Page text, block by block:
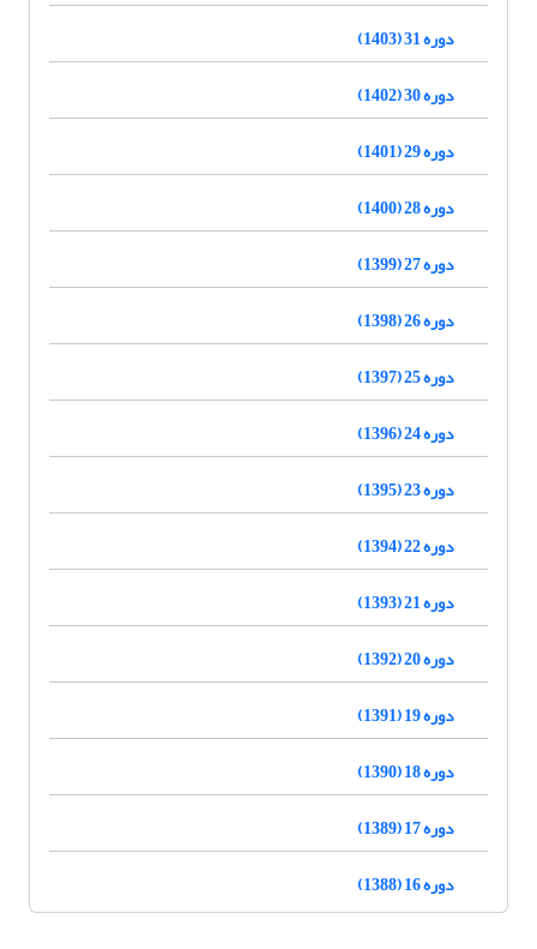
دوره 31 (1403)
دوره 30 (1402)
دوره 29 (1401)
دوره 28 (1400)
دوره 27 (1399)
دوره 26 (1398)
دوره 25 (1397)
دوره 24 (1396)
دوره 23 (1395)
دوره 22 (1394)
دوره 21 (1393)
دوره 20 (1392)
دوره 19 (1391)
دوره 18 (1390)
دوره 17 (1389)
دوره 16 (1388)